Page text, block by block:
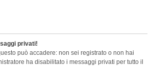
privati!
può accadere: non sei registrato o non hai
ha disabilitato i messaggi privati per tutto il